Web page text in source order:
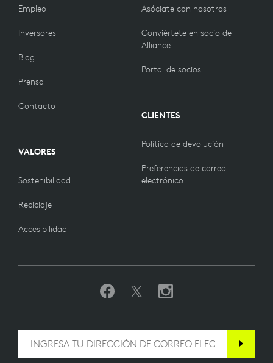
Empleo
Inversores
Blog
Prensa
Contacto
VALORES
Sostenibilidad
Reciclaje
Accesibilidad
Asóciate con nosotros
Conviértete en socio de
Alliance
Portal de socios
CLIENTES
Política de devolución
Preferencias de correo
electrónico